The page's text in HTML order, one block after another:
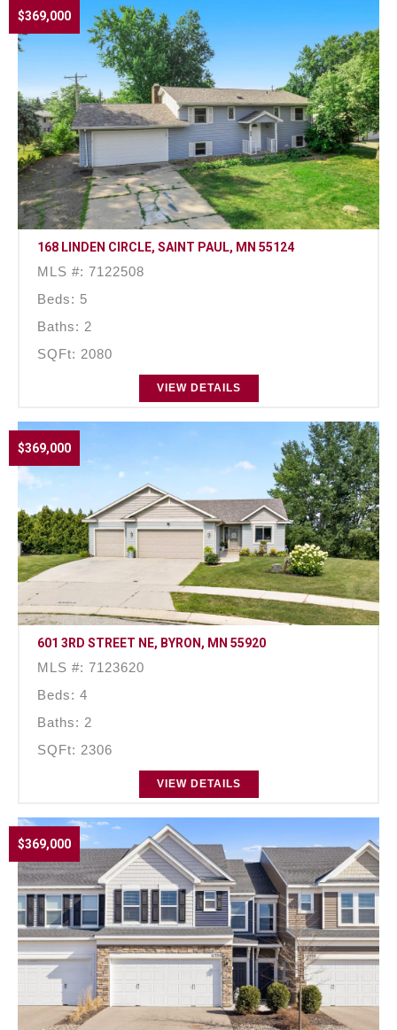
$369,000
168 LINDEN CIRCLE, SAINT PAUL, MN 55124
MLS #: 7122508
Beds: 5
Baths: 2
SQFt: 2080
VIEW DETAILS
$369,000
601 3RD STREET NE, BYRON, MN 55920
MLS #: 7123620
Beds: 4
Baths: 2
SQFt: 2306
VIEW DETAILS
$369,000